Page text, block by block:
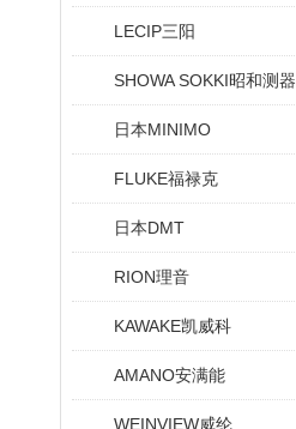
LECIP三阳
SHOWA SOKKI昭和测器
日本MINIMO
FLUKE福禄克
日本DMT
RION理音
KAWAKE凯威科
AMANO安满能
WEINVIEW威纶